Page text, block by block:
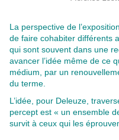
La perspective de
de faire cohabiter différents
qui sont souvent dans une
avancer l’idée même de ce
médium, par un
du terme.
L’idée, pour Deleuze,
percept est « un ensemble
survit à ceux qui les